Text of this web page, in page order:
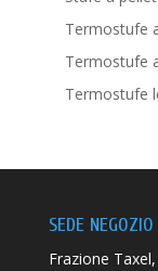
Termostufe
Termostufe
Termostufe
SEDE NEGOZIO
Frazione